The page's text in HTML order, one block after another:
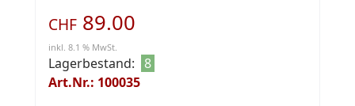
CHF 89.00
inkl. 8.1 % MwSt.
Lagerbestand:
8
Art.Nr.: 100035